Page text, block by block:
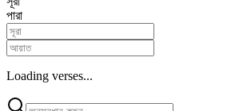
পারা
Loading verses...